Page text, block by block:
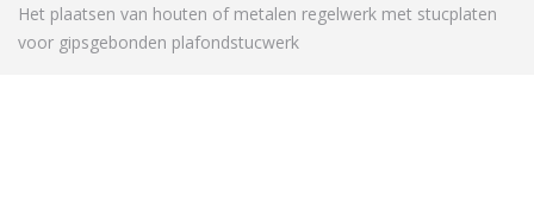
Het plaatsen van houten of metalen regelwerk met stucplaten
voor gipsgebonden plafondstucwerk